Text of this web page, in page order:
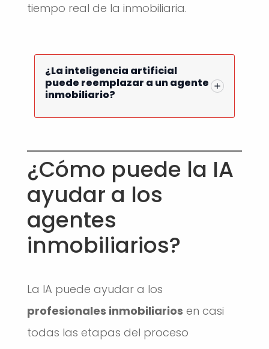
tiempo real de la inmobiliaria.
¿La inteligencia artificial
puede reemplazar a un agente
inmobiliario?
¿Cómo puede la IA
ayudar a los
agentes
inmobiliarios?
La IA puede ayudar a los
profesionales inmobiliarios en casi
todas las etapas del proceso